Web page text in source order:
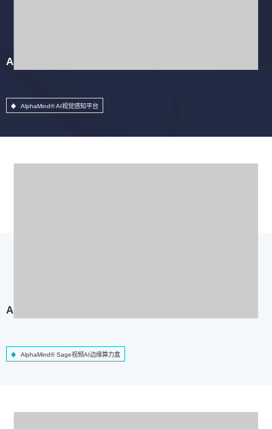
AlphaMind® AI视觉感知平台
AlphaMind® AI视觉感知平台
AlphaMind® Sage视频AI边缘算力盒
AlphaMind® Sage视频AI边缘算力盒